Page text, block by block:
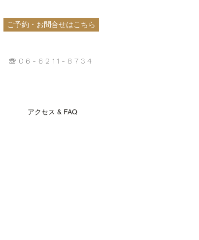
ご予約・お問合せはこちら
☏06-6211-8734
アクセス & FAQ